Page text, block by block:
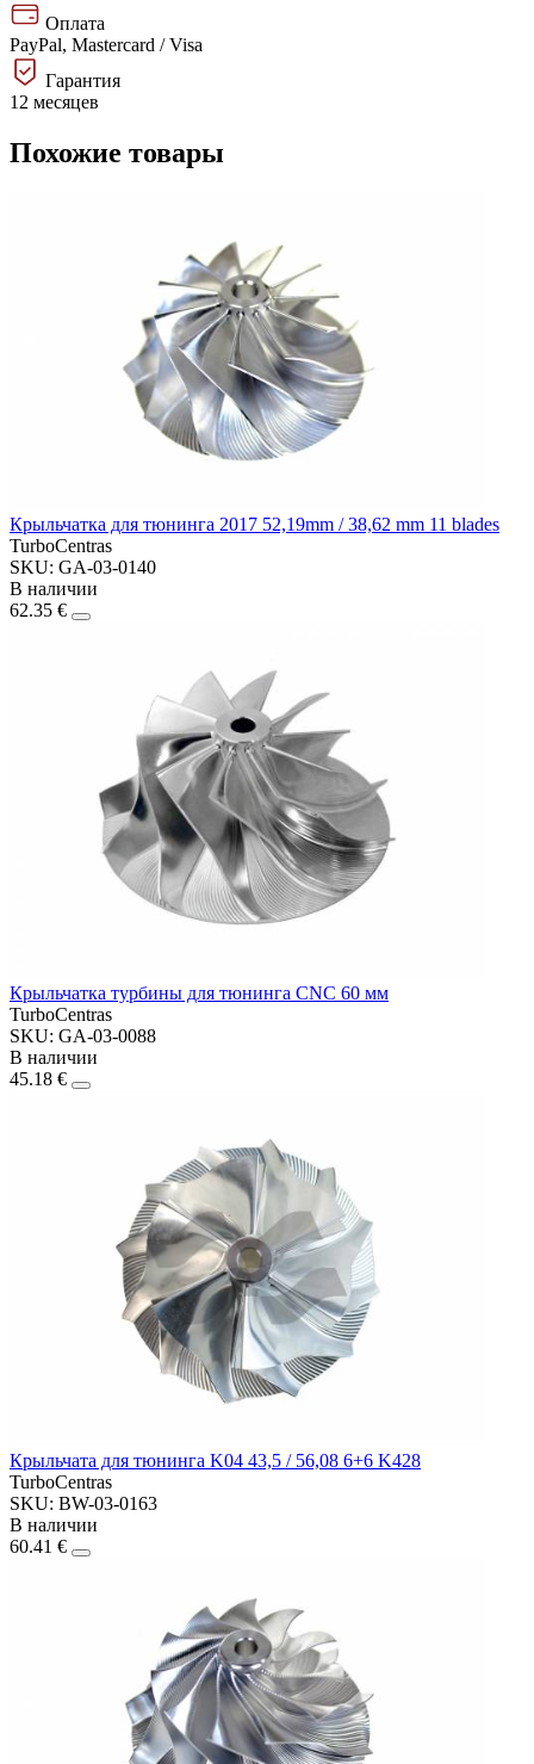
Оплата
PayPal, Mastercard / Visa
Гарантия
12 месяцев
Похожие товары
Крыльчатка для тюнинга 2017 52,19mm / 38,62 mm 11 blades
TurboCentras
SKU: GA-03-0140
В наличии
62.35 €
Крыльчатка турбины для тюнинга CNC 60 мм
TurboCentras
SKU: GA-03-0088
В наличии
45.18 €
Крыльчата для тюнинга K04 43,5 / 56,08 6+6 K428
TurboCentras
SKU: BW-03-0163
В наличии
60.41 €